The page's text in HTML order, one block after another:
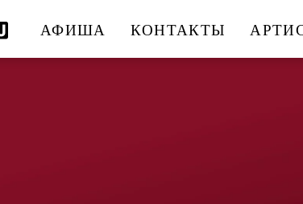
АФИША КОНТАКТЫ